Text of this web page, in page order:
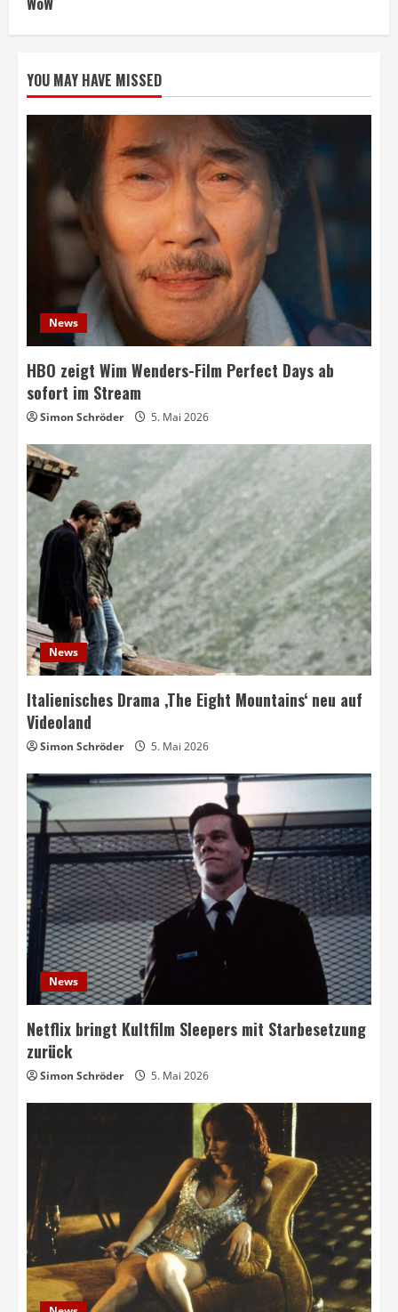
YOU MAY HAVE MISSED
News
HBO zeigt Wim Wenders-Film Perfect Days ab
sofort im Stream
Simon Schröder 5. Mai 2026
News
Italienisches Drama ‚The Eight Mountains‘ neu auf
Videoland
Simon Schröder 5. Mai 2026
News
Netflix bringt Kultfilm Sleepers mit Starbesetzung
zurück
Simon Schröder 5. Mai 2026